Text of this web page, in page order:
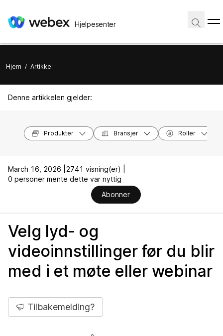
Hjelpesenter
Hjem / Artikkel
Denne artikkelen gjelder:
Produkter Bransjer Roller
March 16, 2026 |
2741 visning(er) |
0 personer mente dette var nyttig
Abonner
Velg lyd- og
videoinnstillinger før du blir
med i et møte eller webinar
Tilbakemelding?